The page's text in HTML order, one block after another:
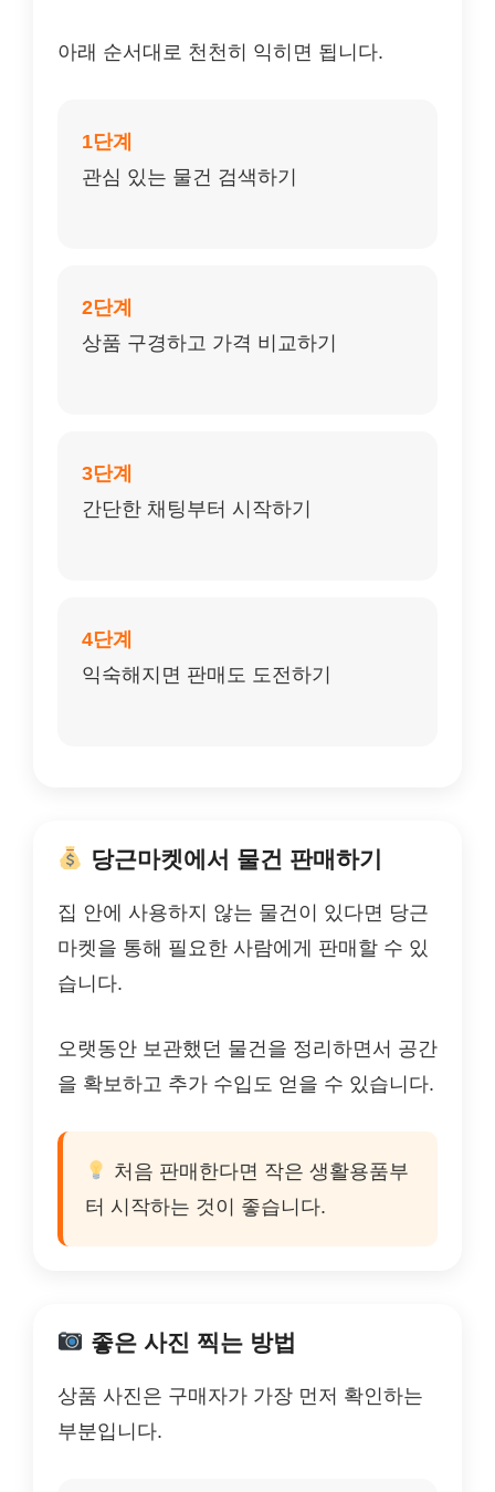
아래 순서대로 천천히 익히면 됩니다.
1단계
관심 있는 물건 검색하기
2단계
상품 구경하고 가격 비교하기
3단계
간단한 채팅부터 시작하기
4단계
익숙해지면 판매도 도전하기
당근마켓에서 물건 판매하기
집 안에 사용하지 않는 물건이 있다면 당근
마켓을 통해 필요한 사람에게 판매할 수 있
습니다.
오랫동안 보관했던 물건을 정리하면서 공간
을 확보하고 추가 수입도 얻을 수 있습니다.
처음 판매한다면 작은 생활용품부
터 시작하는 것이 좋습니다.
좋은 사진 찍는 방법
상품 사진은 구매자가 가장 먼저 확인하는
부분입니다.